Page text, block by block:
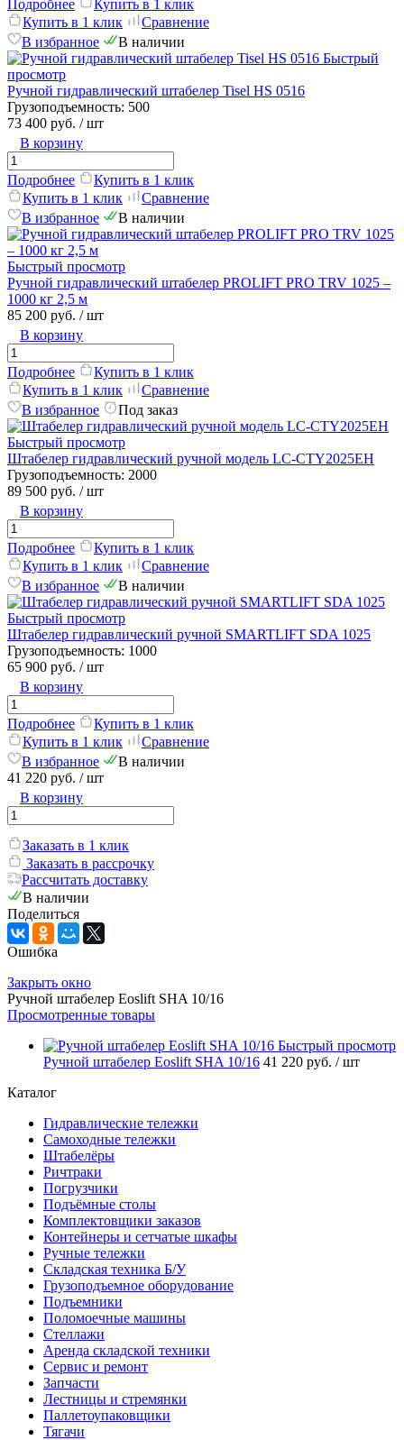
Подробнее
Купить в 1 клик
Купить в 1 клик
Сравнение
В избранное
В наличии
Быстрый
просмотр
Ручной гидравлический штабелер Tisel HS 0516
Грузоподъемность: 500
73 400 руб. / шт
В корзину
Подробнее
Купить в 1 клик
Купить в 1 клик
Сравнение
В избранное
В наличии
Быстрый просмотр
Ручной гидравлический штабелер PROLIFT PRO TRV 1025 –
1000 кг 2,5 м
85 200 руб. / шт
В корзину
Подробнее
Купить в 1 клик
Купить в 1 клик
Сравнение
В избранное
Под заказ
Быстрый просмотр
Штабелер гидравлический ручной модель LC-CTY2025EH
Грузоподъемность: 2000
89 500 руб. / шт
В корзину
Подробнее
Купить в 1 клик
Купить в 1 клик
Сравнение
В избранное
В наличии
Быстрый просмотр
Штабелер гидравлический ручной SMARTLIFT SDA 1025
Грузоподъемность: 1000
65 900 руб. / шт
В корзину
Подробнее
Купить в 1 клик
Купить в 1 клик
Сравнение
В избранное
В наличии
41 220 руб. / шт
В корзину
Заказать в 1 клик
Заказать в рассрочку
Рассчитать доставку
В наличии
Поделиться
Ошибка
Закрыть окно
Ручной штабелер Eoslift SHA 10/16
Просмотренные товары
Быстрый просмотр
Ручной штабелер Eoslift SHA 10/16 41 220 руб. / шт
Каталог
Гидравлические тележки
Самоходные тележки
Штабелёры
Ричтраки
Погрузчики
Подъёмные столы
Комплектовщики заказов
Контейнеры и сетчатые шкафы
Ручные тележки
Складская техника Б/У
Грузоподъемное оборудование
Подъемники
Поломоечные машины
Стеллажи
Аренда складской техники
Сервис и ремонт
Запчасти
Лестницы и стремянки
Паллетоупаковщики
Тягачи